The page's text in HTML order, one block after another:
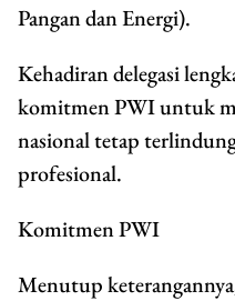
Pangan dan Energi).
Kehadiran delegasi
komitmen PWI untuk
nasional tetap
profesional.
Komitmen PWI
Menutup